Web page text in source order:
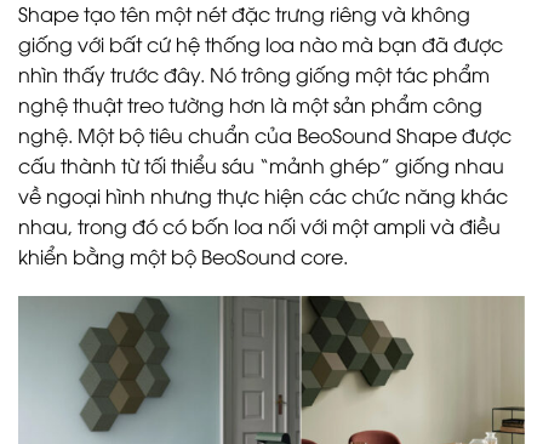
Shape tạo tên một nét đặc trưng riêng và không
giống với bất cứ hệ thống loa nào mà bạn đã được
nhìn thấy trước đây. Nó trông giống một tác phẩm
nghệ thuật treo tường hơn là một sản phẩm công
nghệ. Một bộ tiêu chuẩn của BeoSound Shape được
cấu thành từ tối thiểu sáu “mảnh ghép” giống nhau
về ngoại hình nhưng thực hiện các chức năng khác
nhau, trong đó có bốn loa nối với một ampli và điều
khiển bằng một bộ BeoSound core.